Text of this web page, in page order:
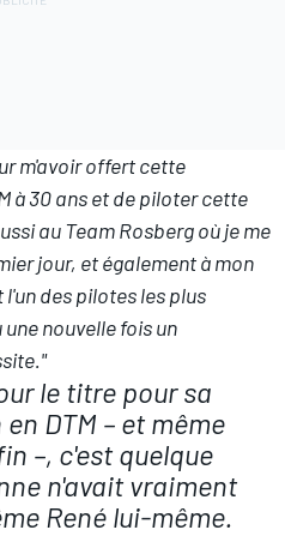
m'avoir offert cette
à 30 ans et de piloter cette
au Team Rosberg où je me
jour, et également à mon
des pilotes les plus
nouvelle fois un
le titre pour sa
DTM – et même
–, c'est quelque
n'avait vraiment
René lui-même.